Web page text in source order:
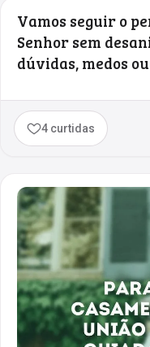
Vamos seguir o
Senhor sem
dúvidas, medos
4 curtidas